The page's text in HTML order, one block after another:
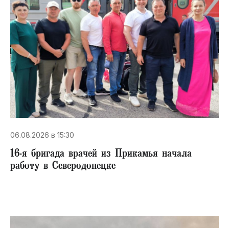
06.08.2026 в 15:30
16-я бригада врачей из Прикамья начала
работу в Северодонецке